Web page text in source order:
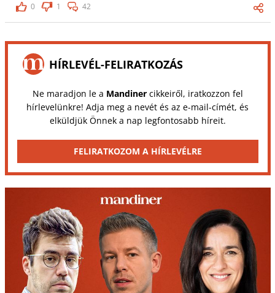
0
1 42
HÍRLEVÉL-FELIRATKOZÁS
Ne maradjon le a Mandinercikkeiről, iratkozzon fel
hírlevelünkre! Adja meg a nevét és az e-mail-címét, és
elküldjük Önnek a nap legfontosabb híreit.
FELIRATKOZOM A HÍRLEVÉLRE